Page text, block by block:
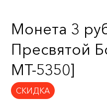
Монета 3
Пресвятой
MT-5350]
СКИДКА